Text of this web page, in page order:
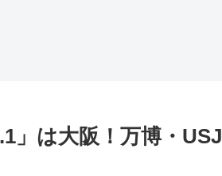
」は大阪！万博・USJ